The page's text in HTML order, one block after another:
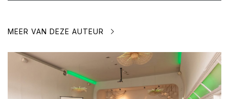
MEER VAN DEZE AUTEUR